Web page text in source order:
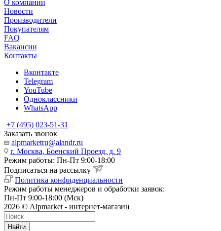
О компании
Новости
Производители
Покупателям
FAQ
Вакансии
Контакты
Вконтакте
Telegram
YouTube
Одноклассники
WhatsApp
+7 (495) 023-51-31
Заказать звонок
alpmarketru@alandr.ru
г. Москва, Боенский Проезд, д. 9
Режим работы: Пн-Пт 9:00-18:00
Подписаться на рассылку
Политика конфиденциальности
Режим работы менеджеров и обработки заявок:
Пн-Пт 9:00-18:00 (Мск)
2026 © Alpmarket - интернет-магазин
Найти